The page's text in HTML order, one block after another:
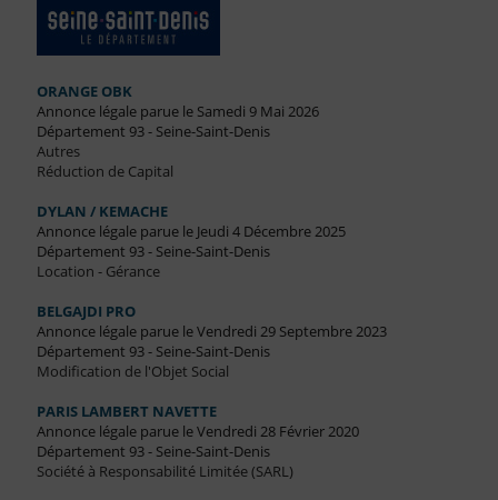
ORANGE OBK
Annonce légale parue le Samedi 9 Mai 2026
Département 93 - Seine-Saint-Denis
Autres
Réduction de Capital
DYLAN / KEMACHE
Annonce légale parue le Jeudi 4 Décembre 2025
Département 93 - Seine-Saint-Denis
Location - Gérance
BELGAJDI PRO
Annonce légale parue le Vendredi 29 Septembre 2023
Département 93 - Seine-Saint-Denis
Modification de l'Objet Social
PARIS LAMBERT NAVETTE
Annonce légale parue le Vendredi 28 Février 2020
Département 93 - Seine-Saint-Denis
Société à Responsabilité Limitée (SARL)